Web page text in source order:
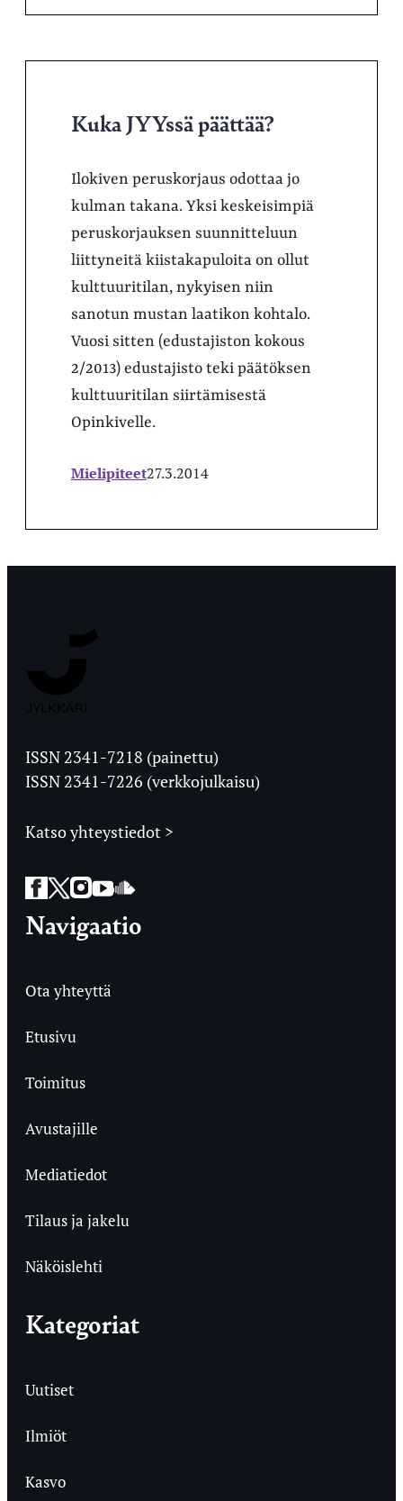
Kuka JYYssä päättää?
Ilokiven peruskorjaus odottaa jo
kulman takana. Yksi keskeisimpiä
peruskorjauksen suunnitteluun
liittyneitä kiistakapuloita on ollut
kulttuuritilan, nykyisen niin
sanotun mustan laatikon kohtalo.
Vuosi sitten (edustajiston kokous
2/2013) edustajisto teki päätöksen
kulttuuritilan siirtämisestä
Opinkivelle.
Mielipiteet27.3.2014
Ylioppilaslehti
ISSN 2341-7218 (painettu)
ISSN 2341-7226 (verkkojulkaisu)
Katso yhteystiedot >
Facebook
Twitter
Instagram
YouTube
SoundCloud
Navigaatio
Ota yhteyttä
Etusivu
Toimitus
Avustajille
Mediatiedot
Tilaus ja jakelu
Näköislehti
Kategoriat
Uutiset
Ilmiöt
Kasvo